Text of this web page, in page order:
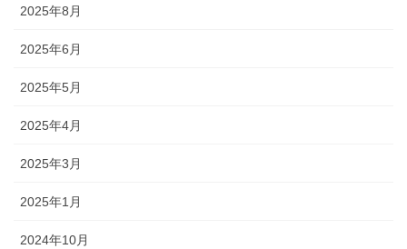
2025年8月
2025年6月
2025年5月
2025年4月
2025年3月
2025年1月
2024年10月